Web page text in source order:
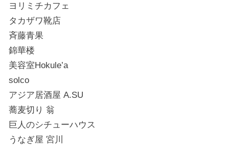
ヨリミチカフェ
タカザワ靴店
斉藤青果
錦華楼
美容室Hokule’a
solco
アジア居酒屋 A.SU
蕎麦切り 翁
巨人のシチューハウス
うなぎ屋 宮川